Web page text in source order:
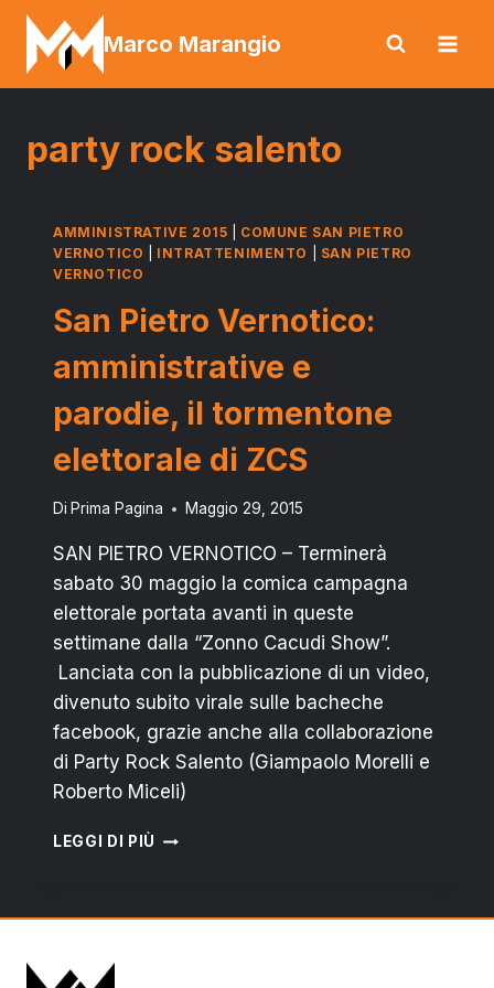
Salta
contenuto
Marco Marangio
party rock salento
AMMINISTRATIVE 2015
COMUNE SAN PIETRO
VERNOTICO
INTRATTENIMENTO
SAN PIETRO
VERNOTICO
San Pietro Vernotico:
amministrative e
parodie, il tormentone
elettorale di ZCS
Di Prima Pagina Maggio 29, 2015
SAN PIETRO VERNOTICO – Terminerà
sabato 30 maggio la comica campagna
elettorale portata avanti in queste
settimane dalla “Zonno Cacudi Show”.
Lanciata con la pubblicazione di un video,
divenuto subito virale sulle bacheche
facebook, grazie anche alla collaborazione
di Party Rock Salento (Giampaolo Morelli e
Roberto Miceli)
LEGGI DI PIÙ SAN